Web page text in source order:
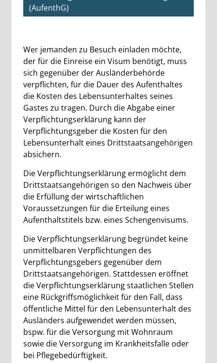
(AufenthG)
Beschreibung
Wer jemanden zu Besuch einladen möchte,
der für die Einreise ein Visum benötigt, muss
sich gegenüber der Ausländerbehörde
verpflichten, für die Dauer des Aufenthaltes
die Kosten des Lebensunterhaltes seines
Gastes zu tragen. Durch die Abgabe einer
Verpflichtungserklärung kann der
Verpflichtungsgeber die Kosten für den
Lebensunterhalt eines Drittstaatsangehörigen
absichern.
Die Verpflichtungserklärung ermöglicht dem
Drittstaatsangehörigen so den Nachweis über
die Erfüllung der wirtschaftlichen
Voraussetzungen für die Erteilung eines
Aufenthaltstitels bzw. eines Schengenvisums.
Die Verpflichtungserklärung begründet keine
unmittelbaren Verpflichtungen des
Verpflichtungsgebers gegenüber dem
Drittstaatsangehörigen. Stattdessen eröffnet
die Verpflichtungserklärung staatlichen Stellen
eine Rückgriffsmöglichkeit für den Fall, dass
öffentliche Mittel für den Lebensunterhalt des
Ausländers aufgewendet werden müssen,
bspw. für die Versorgung mit Wohnraum
sowie die Versorgung im Krankheitsfalle oder
bei Pflegebedürftigkeit.